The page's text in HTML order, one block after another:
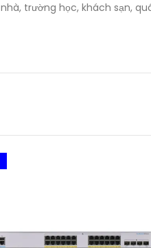
trường học, khách sạn,